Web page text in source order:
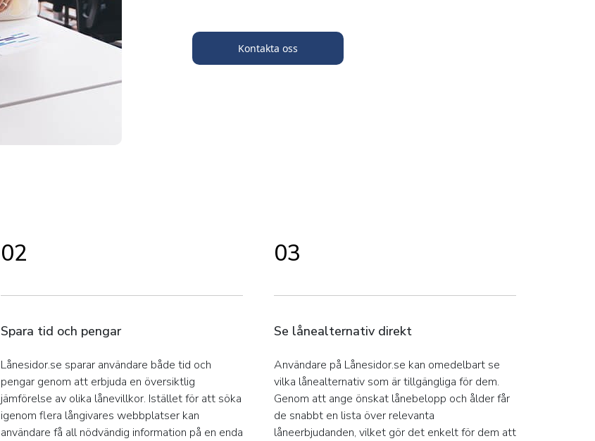
Kontakta oss
02
Spara tid och pengar
Lånesidor.se sparar användare både tid och
pengar genom att erbjuda en översiktlig
jämförelse av olika lånevillkor. Istället för att söka
igenom flera långivares webbplatser kan
användare få all nödvändig information på en enda
03
Se lånealternativ direkt
Användare på Lånesidor.se kan omedelbart se
vilka lånealternativ som är tillgängliga för dem.
Genom att ange önskat lånebelopp och ålder får
de snabbt en lista över relevanta
låneerbjudanden, vilket gör det enkelt för dem att